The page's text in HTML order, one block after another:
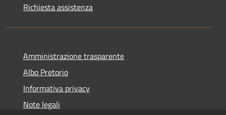
Richiesta assistenza
Amministrazione trasparente
Albo Pretorio
Informativa privacy
Note legali